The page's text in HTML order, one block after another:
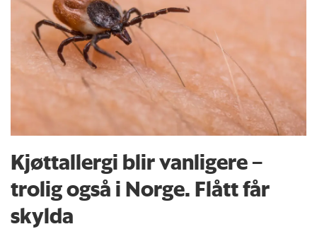
Kjøttallergi blir vanligere –
trolig også i Norge. Flått får
skylda